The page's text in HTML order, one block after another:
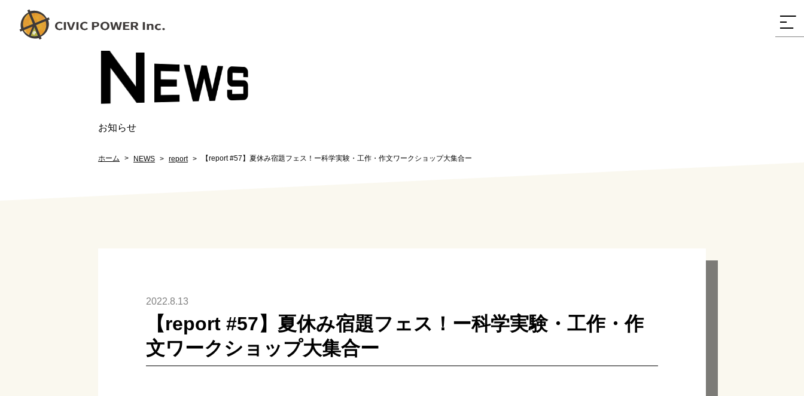
NEW
S
お知らせ
ホーム NEWS report 【report #57】夏休み宿題フェス！ー科学実験・工作・作文ワークショップ大集合ー
2022.8.13
【report #57】夏休み宿題フェス！ー科学実験・工作・作
文ワークショップ大集合ー